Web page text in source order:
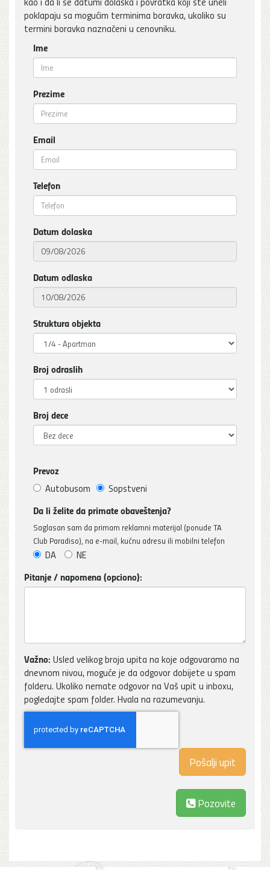
poklapaju sa mogućim terminima boravka, ukoliko su
termini boravka naznačeni u cenovniku.
Ime
Prezime
Email
Telefon
Datum dolaska
Datum odlaska
Struktura objekta
Broj odraslih
Broj dece
Prevoz
Autobusom Sopstveni
Da li želite da primate obaveštenja?
Saglasan sam da primam reklamni materijal (ponude TA
Club Paradiso), na e-mail, kućnu adresu ili mobilni telefon
DA NE
Pitanje / napomena (opciono):
Važno: Usled velikog broja upita na koje odgovaramo na
dnevnom nivou, moguće je da odgovor dobijete u spam
folderu. Ukoliko nemate odgovor na Vaš upit u inboxu,
pogledajte spam folder. Hvala na razumevanju.
Pozovite